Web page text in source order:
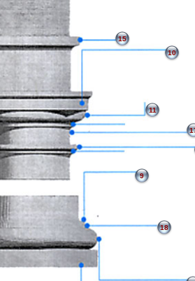
9
10
11
15
18